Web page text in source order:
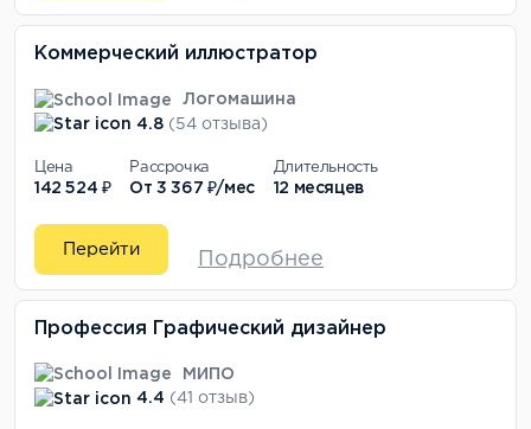
Коммерческий иллюстратор
Логомашина
4.8 (54 отзыва)
Цена
142 524 ₽
Рассрочка
От 3 367 ₽/мес
Длительность
12 месяцев
Перейти
Подробнее
Профессия Графический дизайнер
МИПО
4.4 (41 отзыв)